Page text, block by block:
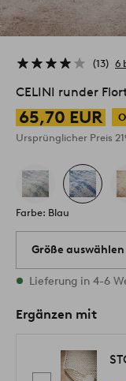
13 6
CELINI runder
65,70 EUR
Ursprünglicher Preis
Farbe: Blau
Größe auswählen
1 Größen vorrätig
Lieferung in 4-6
Ergänzen mit